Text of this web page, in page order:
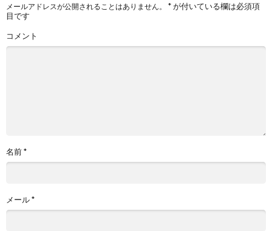
メールアドレスが公開されることはありません。 *が付いている欄は必須項
目です
コメント
名前*
メール*